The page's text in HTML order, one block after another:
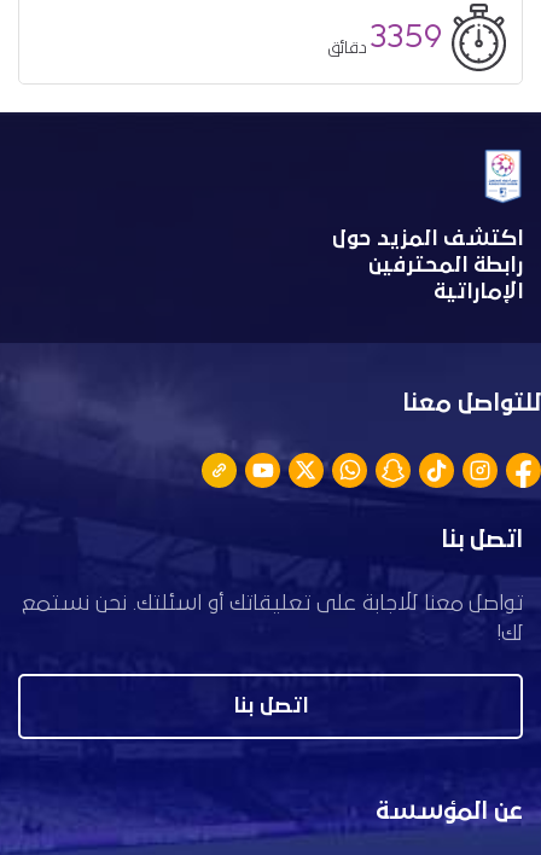
3359 دقائق
اكتشف المزيد حول
رابطة المحترفين
الإماراتية
للتواصل معنا
اتصل بنا
تواصل معنا للاجابة على تعليقاتك أو اسئلتك. نحن نستمع
لك!
اتصل بنا
عن المؤسسة